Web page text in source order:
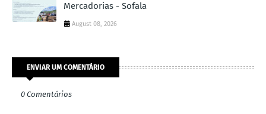
Mercadorias - Sofala
August 08, 2026
ENVIAR UM COMENTÁRIO
0 Comentários